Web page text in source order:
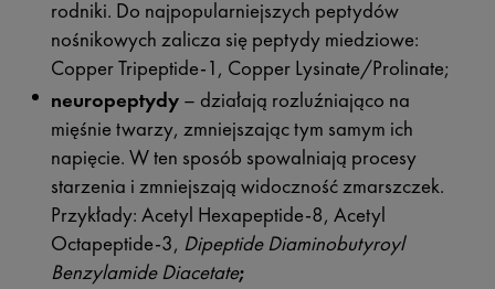
rodniki. Do najpopularniejszych peptydów
nośnikowych zalicza się peptydy miedziowe:
Copper Tripeptide-1, Copper Lysinate/Prolinate;
neuropeptydy– działają rozluźniająco na
mięśnie twarzy, zmniejszając tym samym ich
napięcie. W ten sposób spowalniają procesy
starzenia i zmniejszają widoczność zmarszczek.
Przykłady: Acetyl Hexapeptide-8, Acetyl
Octapeptide-3, Dipeptide Diaminobutyroyl
Benzylamide Diacetate;